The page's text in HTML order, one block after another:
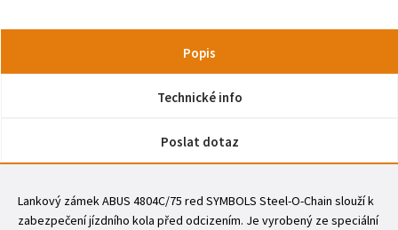
Popis
Technické info
Poslat dotaz
Lankový zámek ABUS 4804C/75 red SYMBOLS Steel-O-Chain slouží k
zabezpečení jízdního kola před odcizením. Je vyrobený ze speciální